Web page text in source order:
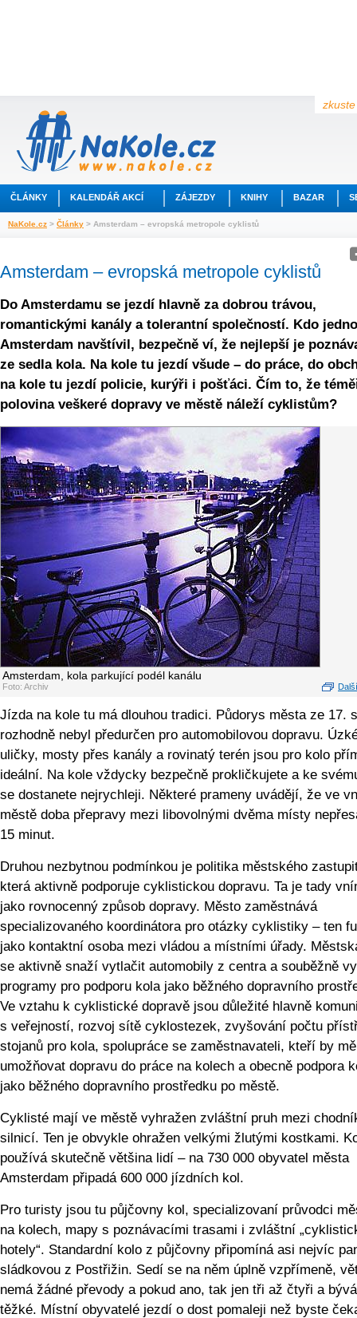
ČLÁNKY KALENDÁŘ AKCÍ ZÁJEZDY KNIHY BAZAR
NaKole.cz > Články > Amsterdam – evropská metropole cyklistů
Amsterdam – evropská metropole cyklistů
Do Amsterdamu se jezdí hlavně za dobrou trávou,
romantickými kanály a tolerantní společností. Kdo
Amsterdam navštívil, bezpečně ví, že nejlepší je
ze sedla kola. Na kole tu jezdí všude – do práce, do
na kole tu jezdí policie, kurýři i pošťáci. Čím to, že
polovina veškeré dopravy ve městě náleží cyklistům?
Amsterdam, kola parkující podél kanálu
Foto: Archiv
Jízda na kole tu má dlouhou tradici. Půdorys města ze 17.
rozhodně nebyl předurčen pro automobilovou dopravu.
uličky, mosty přes kanály a rovinatý terén jsou pro kolo
ideální. Na kole vždycky bezpečně prokličkujete a ke
se dostanete nejrychleji. Některé prameny uvádějí, že ve
městě doba přepravy mezi libovolnými dvěma místy
15 minut.
Druhou nezbytnou podmínkou je politika městského
která aktivně podporuje cyklistickou dopravu. Ta je tady
jako rovnocenný způsob dopravy. Město zaměstnává
specializovaného koordinátora pro otázky cyklistiky – ten
jako kontaktní osoba mezi vládou a místními úřady.
se aktivně snaží vytlačit automobily z centra a souběžně
programy pro podporu kola jako běžného dopravního
Ve vztahu k cyklistické dopravě jsou důležité hlavně
s veřejností, rozvoj sítě cyklostezek, zvyšování počtu
stojanů pro kola, spolupráce se zaměstnavateli, kteří by
umožňovat dopravu do práce na kolech a obecně podpora
jako běžného dopravního prostředku po městě.
Cyklisté mají ve městě vyhražen zvláštní pruh mezi
silnicí. Ten je obvykle ohražen velkými žlutými kostkami.
používá skutečně většina lidí – na 730 000 obyvatel města
Amsterdam připadá 600 000 jízdních kol.
Pro turisty jsou tu půjčovny kol, specializovaní průvodci
na kolech, mapy s poznávacími trasami i zvláštní
hotely“. Standardní kolo z půjčovny připomíná asi nejvíc
sládkovou z Postřižin. Sedí se na něm úplně vzpřímeně,
nemá žádné převody a pokud ano, tak jen tři až čtyři a
těžké. Místní obyvatelé jezdí o dost pomaleji než byste